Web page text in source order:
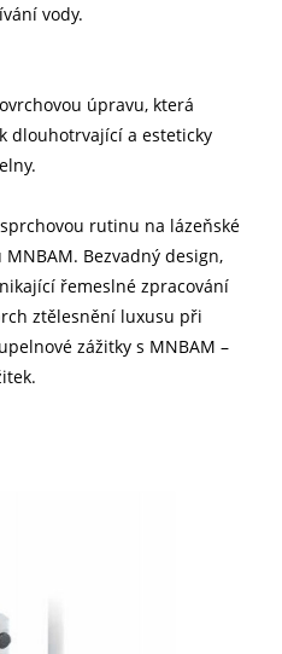
vody.
úpravu, která
dlouhotrvající a esteticky
rutinu na lázeňské
Bezvadný design,
řemeslné zpracování
ztělesnění luxusu při
zážitky s MNBAM –